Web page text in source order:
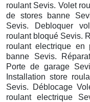
roulant Sevis. Volet
de stores banne
Sevis. Debloquer
roulant bloqué Sevis.
roulant electrique en
banne Sevis.
Porte de garage
Installation store
Sevis. Déblocage
roulant electrique